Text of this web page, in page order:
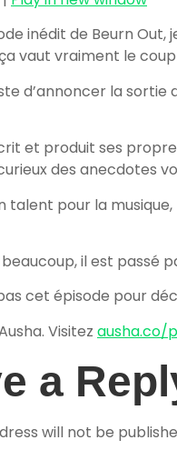
inédit de Beurn Out,
vaut vraiment le
d’annoncer la sortie
et produit ses
des anecdotes
talent pour la
il est passé
cet épisode pour
Visitez ausha.co/
a
will not be